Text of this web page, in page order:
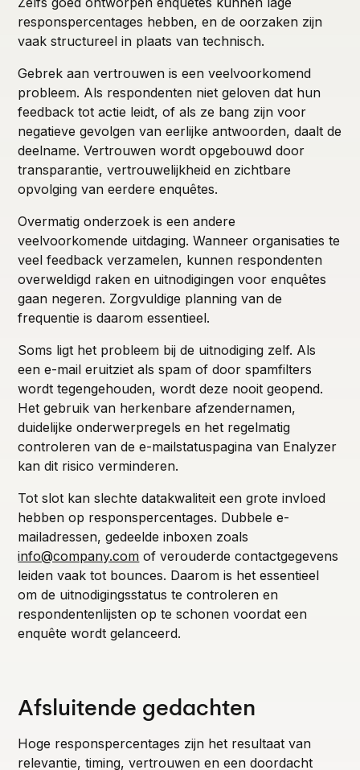
responspercentages hebben, en de oorzaken zijn
vaak structureel in plaats van technisch.
Gebrek aan vertrouwen is een veelvoorkomend
probleem. Als respondenten niet geloven dat hun
feedback tot actie leidt, of als ze bang zijn voor
negatieve gevolgen van eerlijke antwoorden, daalt de
deelname. Vertrouwen wordt opgebouwd door
transparantie, vertrouwelijkheid en zichtbare
opvolging van eerdere enquêtes.
Overmatig onderzoek is een andere
veelvoorkomende uitdaging. Wanneer organisaties te
veel feedback verzamelen, kunnen respondenten
overweldigd raken en uitnodigingen voor enquêtes
gaan negeren. Zorgvuldige planning van de
frequentie is daarom essentieel.
Soms ligt het probleem bij de uitnodiging zelf. Als
een e-mail eruitziet als spam of door spamfilters
wordt tegengehouden, wordt deze nooit geopend.
Het gebruik van herkenbare afzendernamen,
duidelijke onderwerpregels en het regelmatig
controleren van de e-mailstatuspagina van Enalyzer
kan dit risico verminderen.
Tot slot kan slechte datakwaliteit een grote invloed
hebben op responspercentages. Dubbele e-
mailadressen, gedeelde inboxen zoals
info@company.com of verouderde contactgegevens
leiden vaak tot bounces. Daarom is het essentieel
om de uitnodigingsstatus te controleren en
respondentenlijsten op te schonen voordat een
enquête wordt gelanceerd.
Afsluitende gedachten
Hoge responspercentages zijn het resultaat van
relevantie, timing, vertrouwen en een doordacht